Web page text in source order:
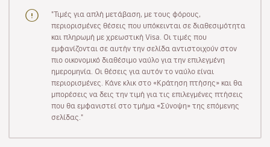
"Τιμές για απλή μετάβαση, με τους φόρους,
περιορισμένες θέσεις που υπόκεινται σε διαθεσιμότητα
και πληρωμή με χρεωστική Visa. Οι τιμές που
εμφανίζονται σε αυτήν την σελίδα αντιστοιχούν στον
πιο οικονομικό διαθέσιμο ναύλο για την επιλεγμένη
ημερομηνία. Οι θέσεις για αυτόν το ναύλο είναι
περιορισμένες. Κάνε κλικ στο «Κράτηση πτήσης» και θα
μπορέσεις να δεις την τιμή για τις επιλεγμένες πτήσεις
που θα εμφανιστεί στο τμήμα «Σύνοψη» της επόμενης
σελίδας."